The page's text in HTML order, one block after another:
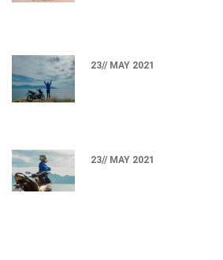
23// MAY 2021
23// MAY 2021